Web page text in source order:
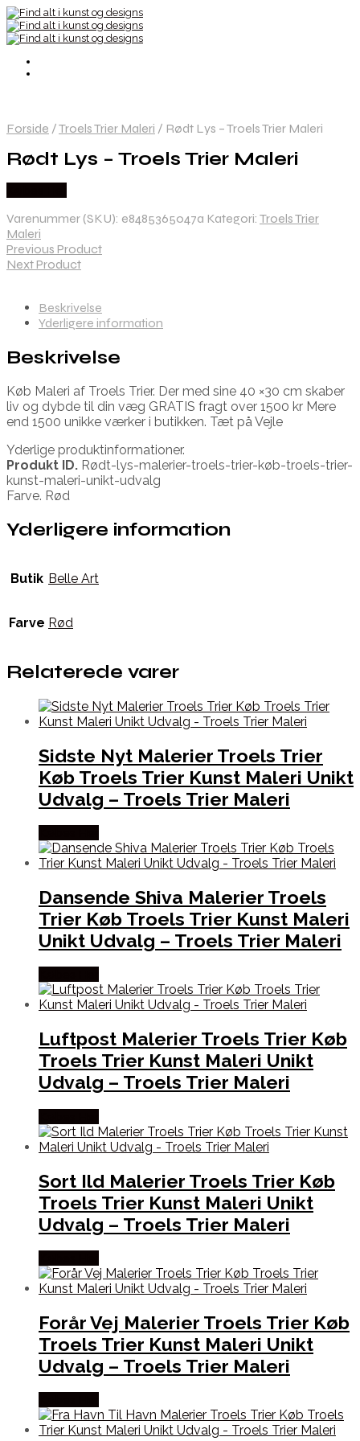
Forside /Troels Trier Maleri / Rødt Lys – Troels Trier Maleri
Rødt Lys – Troels Trier Maleri
Varenummer (SKU): e8485365047a Kategori: Troels Trier
Maleri
Previous Product
Next Product
Beskrivelse
Yderligere information
Beskrivelse
Køb Maleri af Troels Trier. Der med sine 40 ×30 cm skaber
liv og dybde til din væg GRATIS fragt over 1500 kr Mere
end 1500 unikke værker i butikken. Tæt på Vejle
Yderlige produktinformationer.
Produkt ID. Rødt-lys-malerier-troels-trier-køb-troels-trier-
kunst-maleri-unikt-udvalg
Farve. Rød
Yderligere information
Butik Belle Art
Farve Rød
Relaterede varer
Sidste Nyt Malerier Troels Trier
Køb Troels Trier Kunst Maleri Unikt
Udvalg – Troels Trier Maleri
Dansende Shiva Malerier Troels
Trier Køb Troels Trier Kunst Maleri
Unikt Udvalg – Troels Trier Maleri
Luftpost Malerier Troels Trier Køb
Troels Trier Kunst Maleri Unikt
Udvalg – Troels Trier Maleri
Sort Ild Malerier Troels Trier Køb
Troels Trier Kunst Maleri Unikt
Udvalg – Troels Trier Maleri
Forår Vej Malerier Troels Trier Køb
Troels Trier Kunst Maleri Unikt
Udvalg – Troels Trier Maleri